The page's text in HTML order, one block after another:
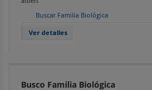
Buscar Familia Biológica
Ver detalles
Busco Familia Biológica